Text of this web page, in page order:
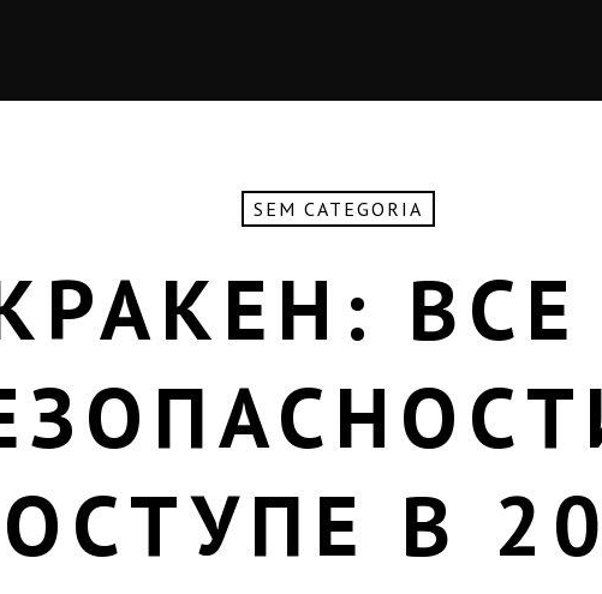
SEM CATEGORIA
В